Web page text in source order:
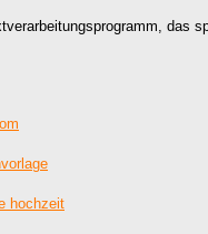
das
hochzeit